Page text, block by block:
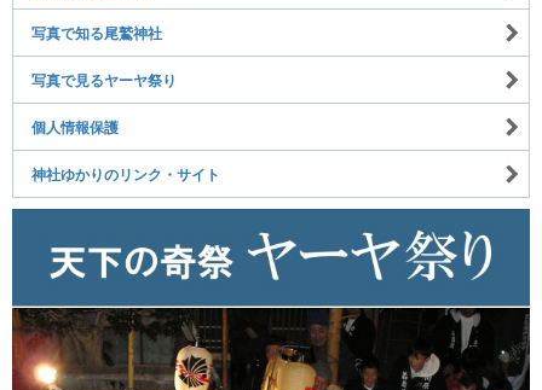
写真で知る尾鷲神社
写真で見るヤーヤ祭り
個人情報保護
神社ゆかりのリンク・サイト